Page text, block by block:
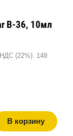
B-36, 10мл
(22%): 149
В корзину